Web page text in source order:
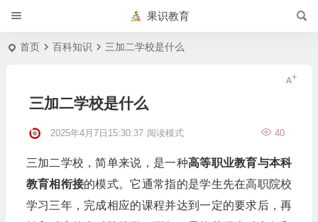
果识教育
首页 百科知识 三加二学校是什么
三加二学校是什么
2025年4月7日15:30:37 40
阅读模式
三加二学校，简单来说，是一种高等职业教育与本科
教育相衔接的模式。它通常指的是学生先在高职院校
学习三年，完成相应的课程并达到一定的要求后，再